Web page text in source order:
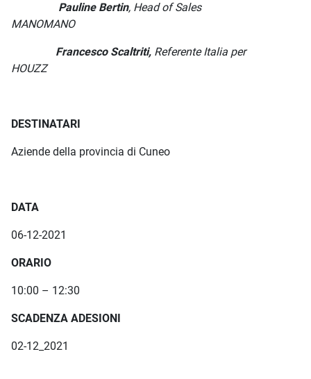
Pauline Bertin, Head of Sales
MANOMANO
Francesco Scaltriti, Referente Italia per
HOUZZ
DESTINATARI
Aziende della provincia di Cuneo
DATA
06-12-2021
ORARIO
10:00 – 12:30
SCADENZA ADESIONI
02-12_2021